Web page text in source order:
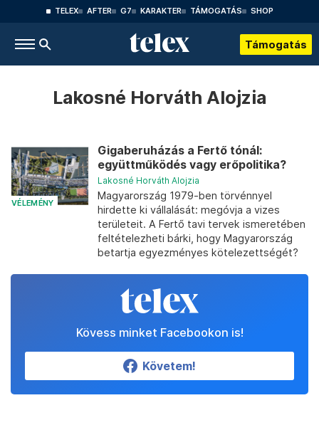
TELEX AFTER G7 KARAKTER TÁMOGATÁS SHOP
Támogatás
Lakosné Horváth Alojzia
VÉLEMÉNY
Gigaberuházás a Fertő tónál:
együttműködés vagy erőpolitika?
Lakosné Horváth Alojzia
Magyarország 1979-ben törvénnyel
hirdette ki vállalását: megóvja a vizes
területeit. A Fertő tavi tervek ismeretében
feltételezheti bárki, hogy Magyarország
betartja egyezményes kötelezettségét?
Kövess minket Facebookon is!
Követem!